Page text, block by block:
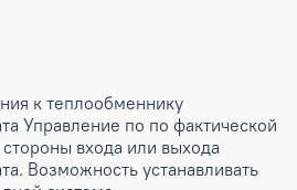
к теплообменнику
Управление по по фактической
входа или выхода
Возможность устанавливать